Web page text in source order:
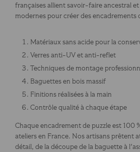
françaises allient savoir-faire ancestral
modernes pour créer des encadrements
Matériaux sans acide pour la
Verres anti-UV et anti-reflet
Techniques de montage
Baguettes en bois massif
Finitions réalisées à la main
Contrôle qualité à chaque étape
Chaque encadrement de puzzle est 100
ateliers en France. Nos artisans prêtent
détail, de la découpe de la baguette à